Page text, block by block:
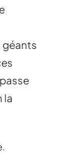
géants
la